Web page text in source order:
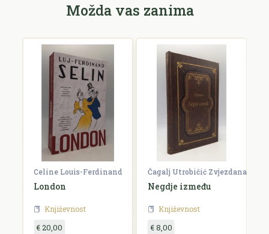
Možda vas zanima
Celine Louis-Ferdinand
London
Književnost
€ 20,00
Čagalj Utrobičić Zvjezdana
Negdje između
Književnost
€ 8,00